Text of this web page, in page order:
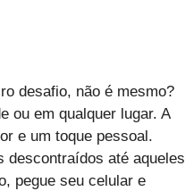
desafio, não é mesmo?
ou em qualquer lugar. A
e um toque pessoal.
descontraídos até aqueles
pegue seu celular e